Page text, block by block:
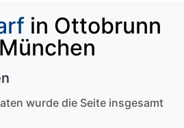
in Ottobrunn
wurde die Seite insgesamt